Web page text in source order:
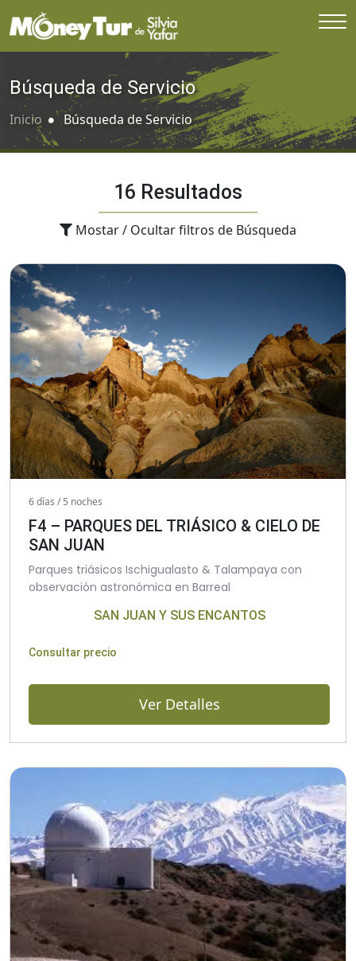
Búsqueda de Servicio
Inicio Búsqueda de Servicio
16 Resultados
Mostar / Ocultar filtros de Búsqueda
6 días / 5 noches
F4 – PARQUES DEL TRIÁSICO & CIELO DE
SAN JUAN
Parques triásicos Ischigualasto & Talampaya con
observación astronómica en Barreal
SAN JUAN Y SUS ENCANTOS
Consultar precio
Ver Detalles